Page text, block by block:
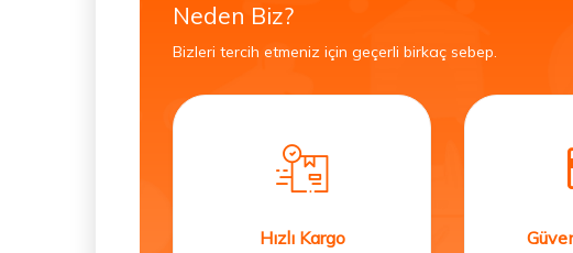
Neden Biz?
Bizleri tercih etmeniz için geçerli birkaç sebep.
Hızlı Kargo